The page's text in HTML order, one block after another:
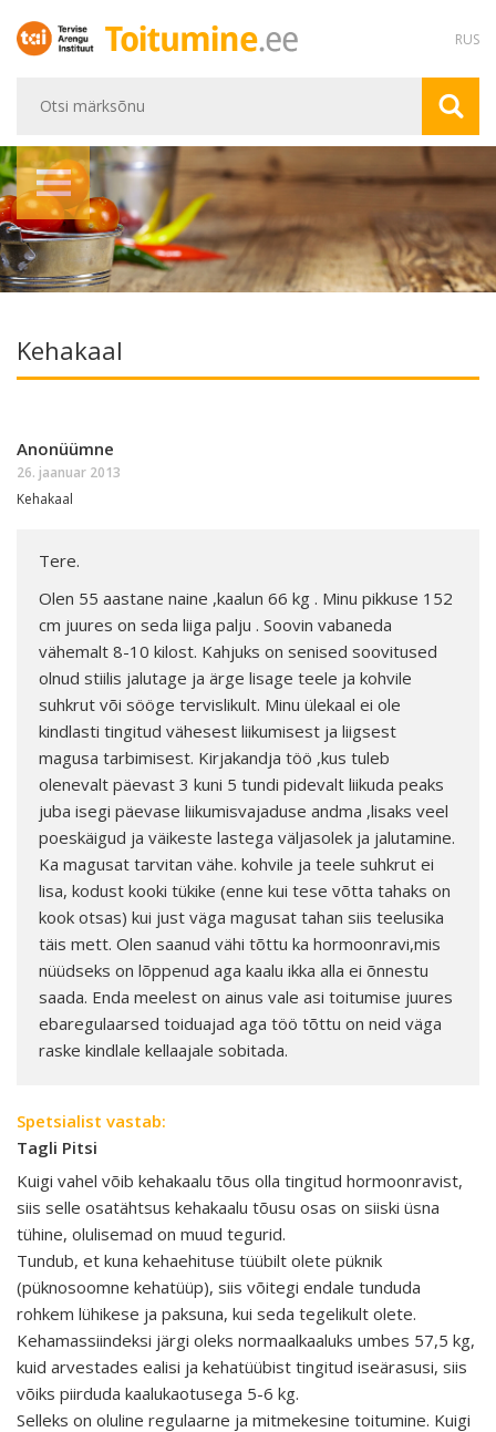
RUS
Kehakaal
Anonüümne
26. jaanuar 2013
Kehakaal
Tere.
Olen 55 aastane naine ,kaalun 66 kg . Minu pikkuse 152
cm juures on seda liiga palju . Soovin vabaneda
vähemalt 8-10 kilost. Kahjuks on senised soovitused
olnud stiilis jalutage ja ärge lisage teele ja kohvile
suhkrut või sööge tervislikult. Minu ülekaal ei ole
kindlasti tingitud vähesest liikumisest ja liigsest
magusa tarbimisest. Kirjakandja töö ,kus tuleb
olenevalt päevast 3 kuni 5 tundi pidevalt liikuda peaks
juba isegi päevase liikumisvajaduse andma ,lisaks veel
poeskäigud ja väikeste lastega väljasolek ja jalutamine.
Ka magusat tarvitan vähe. kohvile ja teele suhkrut ei
lisa, kodust kooki tükike (enne kui tese võtta tahaks on
kook otsas) kui just väga magusat tahan siis teelusika
täis mett. Olen saanud vähi tõttu ka hormoonravi,mis
nüüdseks on lõppenud aga kaalu ikka alla ei õnnestu
saada. Enda meelest on ainus vale asi toitumise juures
ebaregulaarsed toiduajad aga töö tõttu on neid väga
raske kindlale kellaajale sobitada.
Spetsialist vastab:
Tagli Pitsi
Kuigi vahel võib kehakaalu tõus olla tingitud hormoonravist,
siis selle osatähtsus kehakaalu tõusu osas on siiski üsna
tühine, olulisemad on muud tegurid.
Tundub, et kuna kehaehituse tüübilt olete püknik
(püknosoomne kehatüüp), siis võitegi endale tunduda
rohkem lühikese ja paksuna, kui seda tegelikult olete.
Kehamassiindeksi järgi oleks normaalkaaluks umbes 57,5 kg,
kuid arvestades ealisi ja kehatüübist tingitud iseärasusi, siis
võiks piirduda kaalukaotusega 5-6 kg.
Selleks on oluline regulaarne ja mitmekesine toitumine. Kuigi